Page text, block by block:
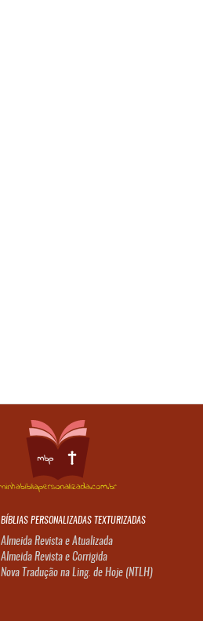
BÍBLIAS PERSONALIZADAS TEXTURIZADAS
Almeida Revista e Atualizada
Almeida Revista e Corrigida
Nova Tradução na Ling. de Hoje (NTLH)